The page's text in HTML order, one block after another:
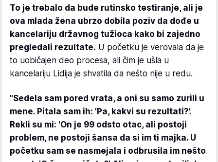
To je trebalo da bude rutinsko testiranje, ali je
ova mlada žena ubrzo dobila poziv da dođe u
kancelariju državnog tužioca kako bi zajedno
pregledali rezultate. U početku je verovala da je
to uobičajen deo procesa, ali čim je ušla u
kancelariju Lidija je shvatila da nešto nije u redu.
"Sedela sam pored vrata, a oni su samo zurili u
mene. Pitala sam ih: 'Pa, kakvi su rezultati?'.
Rekli su mi: 'On je 99 odsto otac, ali postoji
problem, ne postoji šansa da si im ti majka. U
početku sam se nasmejala i odbrusila im nešto